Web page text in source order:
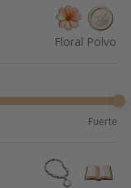
Floral Polvo
Fuerte